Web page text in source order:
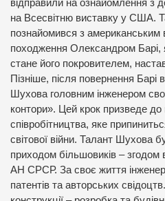
відправили на ознайомлення з
на Всесвітню виставку у США.
познайомився з американським
походження Олександром Барі,
стане його покровителем,
Пізніше, після повернення Барі
Шухова головним інженером
контори». Цей крок призведе до
співробітництва, яке
світової війни. Талант Шухова
приходом більшовиків –
АН СРСР. За своє життя
патентів та авторських